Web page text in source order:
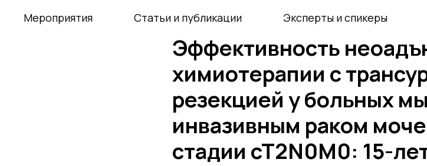
Мероприятия Статьи и публикации Эксперты и спикеры
Эффективность
химиотерапии с
резекцией у больных
инвазивным раком
стадии cT2N0M0: 15-